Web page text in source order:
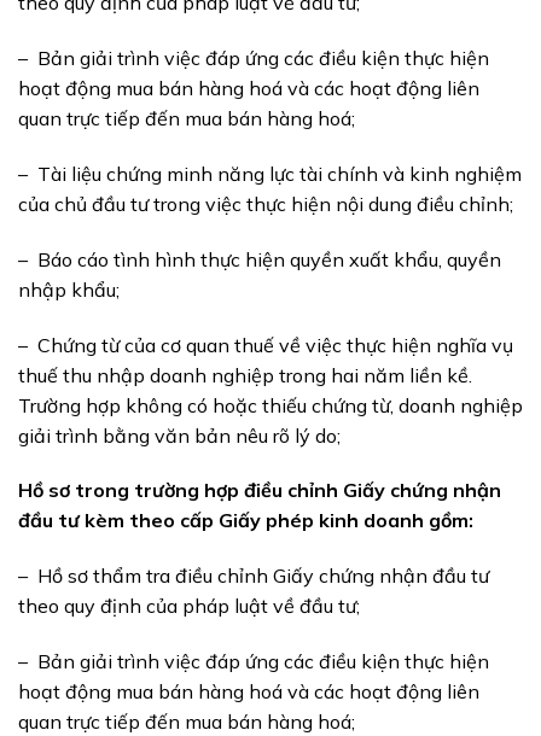
– Bản giải trình việc đáp ứng các điều kiện thực hiện
hoạt động mua bán hàng hoá và các hoạt động liên
quan trực tiếp đến mua bán hàng hoá;
– Tài liệu chứng minh năng lực tài chính và kinh nghiệm
của chủ đầu tư trong việc thực hiện nội dung điều chỉnh;
– Báo cáo tình hình thực hiện quyền xuất khẩu, quyền
nhập khẩu;
– Chứng từ của cơ quan thuế về việc thực hiện nghĩa vụ
thuế thu nhập doanh nghiệp trong hai năm liền kề.
Trường hợp không có hoặc thiếu chứng từ, doanh nghiệp
giải trình bằng văn bản nêu rõ lý do;
Hồ sơ trong trường hợp điều chỉnh Giấy chứng nhận
đầu tư kèm theo cấp Giấy phép kinh doanh gồm:
– Hồ sơ thẩm tra điều chỉnh Giấy chứng nhận đầu tư
theo quy định của pháp luật về đầu tư;
– Bản giải trình việc đáp ứng các điều kiện thực hiện
hoạt động mua bán hàng hoá và các hoạt động liên
quan trực tiếp đến mua bán hàng hoá;